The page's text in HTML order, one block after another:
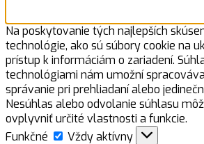
Na poskytovanie tých najlepších
technológie, ako sú súbory cookie na
prístup k informáciám o zariadení.
technológiami nám umožní
správanie pri prehliadaní alebo
Nesúhlas alebo odvolanie súhlasu
ovplyvniť určité vlastnosti a funkcie.
Funkčné
Funkčné
Vždy aktívny